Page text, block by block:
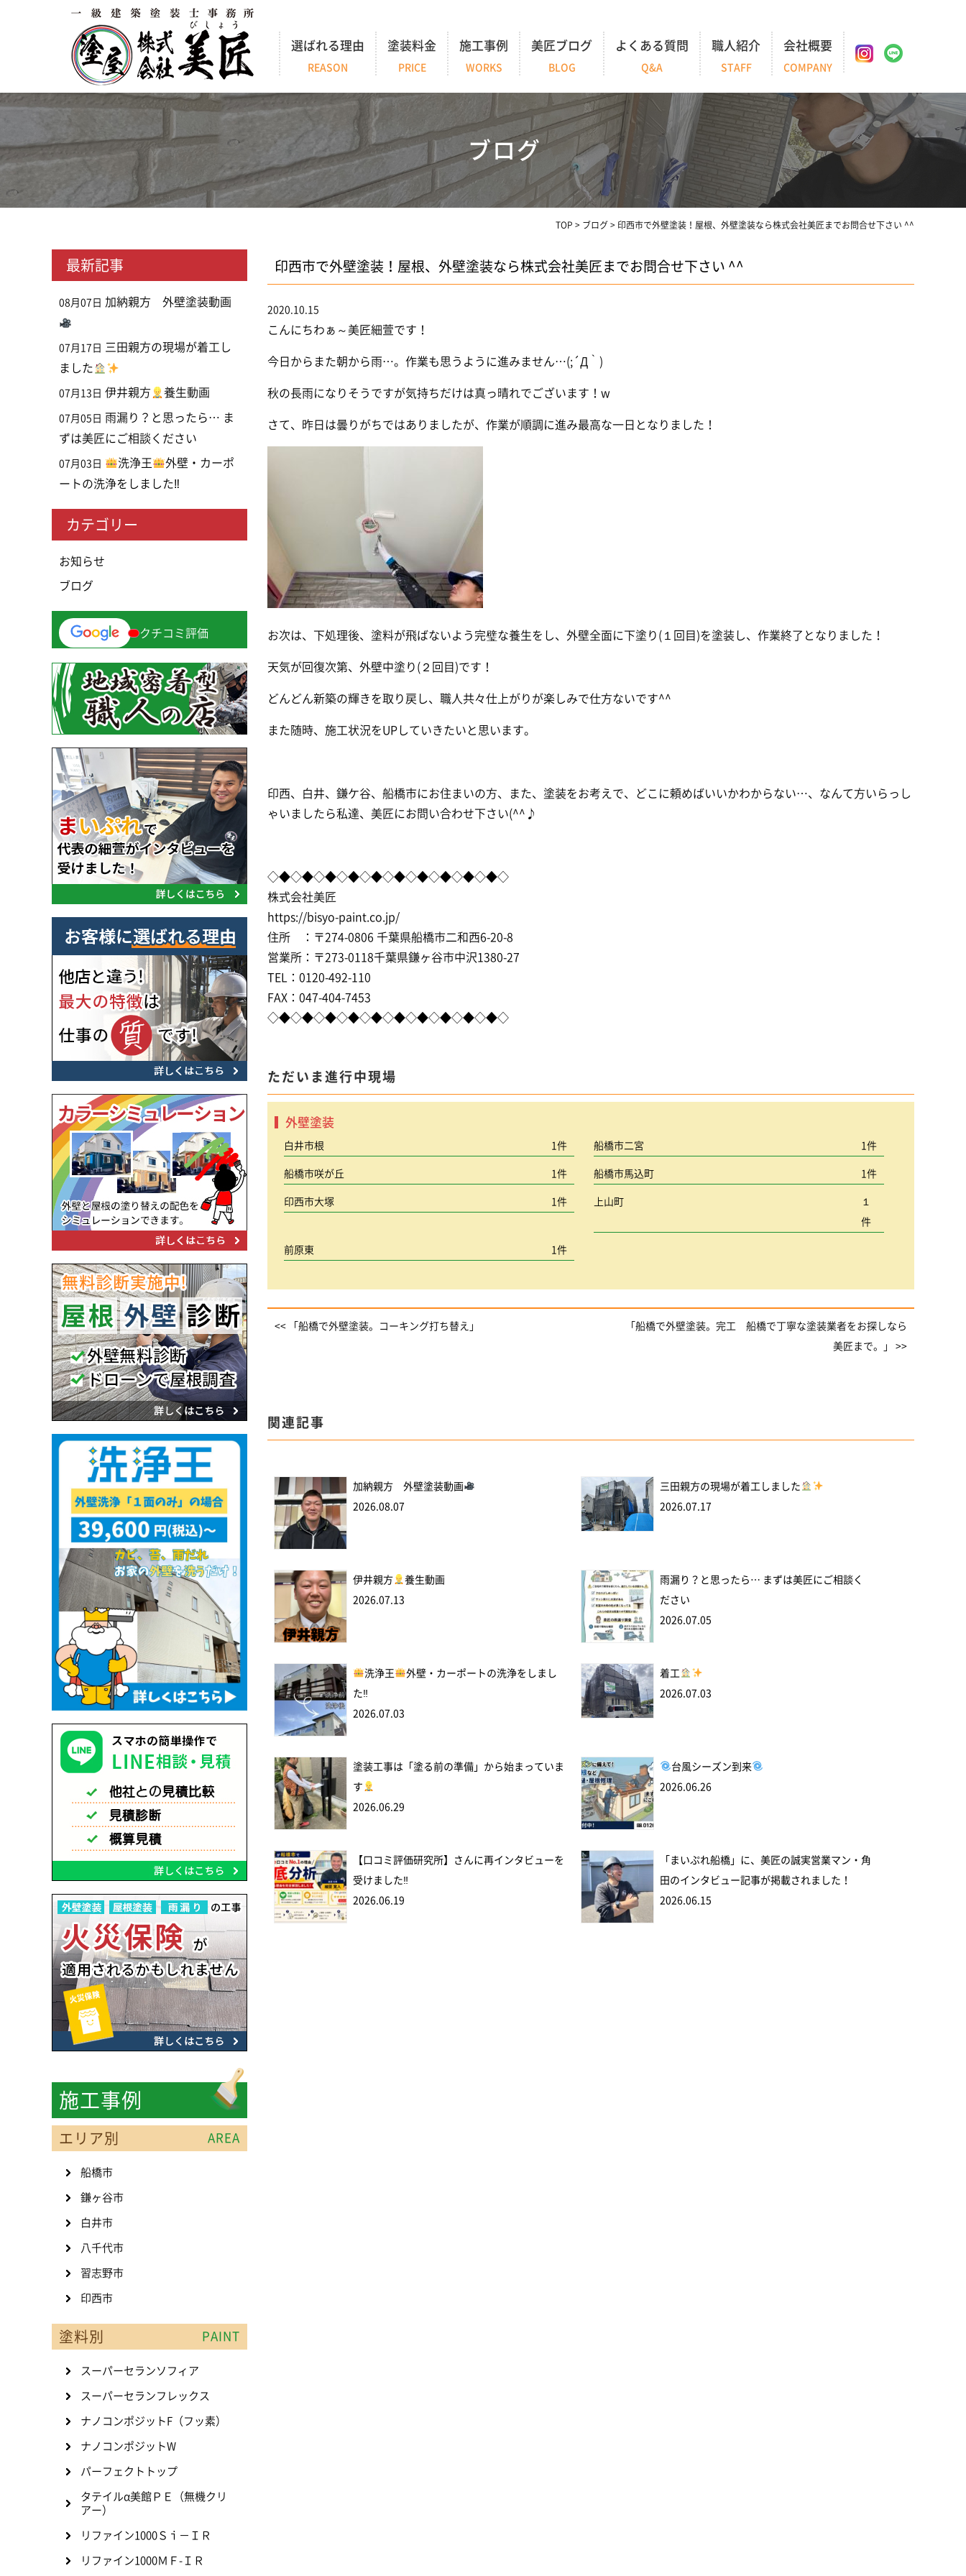
選ばれる理由
REASON
塗装料金
PRICE
施工事例
WORKS
美匠ブログ
BLOG
よくある質問
Q&A
職人紹介
STAFF
会社概要
COMPANY
ブログ
TOP > ブログ > 印西市で外壁塗装！屋根、外壁塗装なら株式会社美匠までお問合せ下さい ^^
印西市で外壁塗装！屋根、外壁塗装なら株式会社美匠までお問合せ下さい ^^
2020.10.15
こんにちわぁ～美匠細萱です！
今日からまた朝から雨…。作業も思うように進みません…(;´Д｀)
秋の長雨になりそうですが気持ちだけは真っ晴れでございます！w
さて、昨日は曇りがちではありましたが、作業が順調に進み最高な一日となりました！
お次は、下処理後、塗料が飛ばないよう完璧な養生をし、外壁全面に下塗り(１回目)を塗装し、作業終了となりました！
天気が回復次第、外壁中塗り(２回目)です！
どんどん新築の輝きを取り戻し、職人共々仕上がりが楽しみで仕方ないです^^
また随時、施工状況をUPしていきたいと思います。
印西、白井、鎌ケ谷、船橋市にお住まいの方、また、塗装をお考えで、どこに頼めばいいかわからない…、なんて方いらっし
ゃいましたら私達、美匠にお問い合わせ下さい(^^♪
◇◆◇◆◇◆◇◆◇◆◇◆◇◆◇◆◇◆◇◆◇
株式会社美匠
https://bisyo-paint.co.jp/
住所 ：〒274-0806 千葉県船橋市二和西6-20-8
営業所：〒273-0118千葉県鎌ヶ谷市中沢1380-27
TEL：0120-492-110
FAX：047-404-7453
◇◆◇◆◇◆◇◆◇◆◇◆◇◆◇◆◇◆◇◆◇
ただいま進行中現場
外壁塗装
白井市根 1件 船橋市二宮 1件
船橋市咲が丘 1件 船橋市馬込町 1件
印西市大塚 1件 上山町
１
件
前原東 1件
<< 「船橋で外壁塗装。コーキング打ち替え」
「船橋で外壁塗装。完工 船橋で丁寧な塗装業者をお探しなら
美匠まで。」 >>
関連記事
加納親方 外壁塗装動画
2026.08.07
三田親方の現場が着工しました
2026.07.17
伊井親方
養生動画
2026.07.13
雨漏り？と思ったら… まずは美匠にご相談く
ださい
2026.07.05
洗浄王
外壁・カーポートの洗浄をしまし
た‼
2026.07.03
着工
2026.07.03
塗装工事は「塗る前の準備」から始まっていま
す
2026.06.29
台風シーズン到来
2026.06.26
【口コミ評価研究所】さんに再インタビューを
受けました‼
2026.06.19
「まいぷれ船橋」に、美匠の誠実営業マン・角
田のインタビュー記事が掲載されました！
2026.06.15
最新記事
08月07日 加納親方 外壁塗装動画
07月17日
三田親方の現場が着工し
ました
07月13日 伊井親方 養生動画
07月05日 雨漏り？と思ったら… ま
ずは美匠にご相談ください
07月03日 洗浄王
外壁・カーポ
ートの洗浄をしました‼
カテゴリー
お知らせ
ブログ
クチコミ評価
施工事例
エリア別 AREA
船橋市
鎌ヶ谷市
白井市
八千代市
習志野市
印西市
塗料別 PAINT
スーパーセランソフィア
スーパーセランフレックス
ナノコンポジットF（フッ素）
ナノコンポジットW
パーフェクトトップ
タテイルα美館ＰＥ（無機クリ
アー）
リファイン1000Ｓｉ－ＩＲ
リファイン1000ＭＦ-ＩＲ